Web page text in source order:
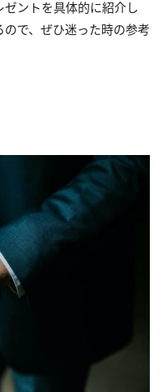
ントを具体的に紹介し
で、ぜひ迷った時の参考